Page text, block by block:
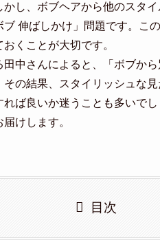
し、ボブヘアから他のスタ
伸ばしかけ」問題です。こ
くことが大切です。
中さんによると、「ボブか
の結果、スタイリッシュな
ば良いか迷うことも多いで
けします。
目次